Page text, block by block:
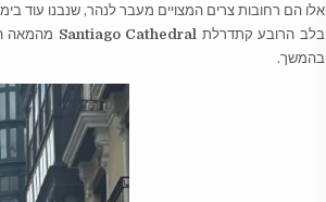
אלו הם רחובות צרים המצויים מעבר לנהר, שנבנו עוד
בלב הרובע קתדרלת Santiago Cathedral
בהמשך.